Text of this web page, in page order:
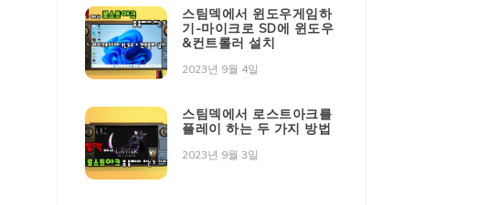
스팀덱에서 윈도우게임하
기-마이크로 SD에 윈도우
&컨트롤러 설치
2023년 9월 4일
스팀덱에서 로스트아크를
플레이 하는 두 가지 방법
2023년 9월 3일